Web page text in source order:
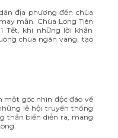
địa phương đến chùa
mắn. Chùa Long Tiên
Tết, khi những lời khấn
chùa ngân vang, tạo
một góc nhìn độc đáo về
lễ hội truyền thống
thần biển diễn ra, mang